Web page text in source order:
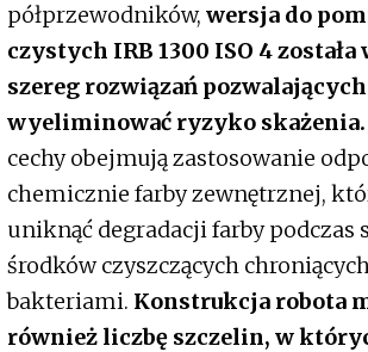
półprzewodników, wersja do
czystych IRB 1300 ISO 4
szereg rozwiązań pozwalających
wyeliminować ryzyko skażenia.
cechy obejmują zastosowanie
chemicznie farby zewnętrznej,
uniknąć degradacji farby podczas
środków czyszczących
bakteriami. Konstrukcja robota
również liczbę szczelin, w